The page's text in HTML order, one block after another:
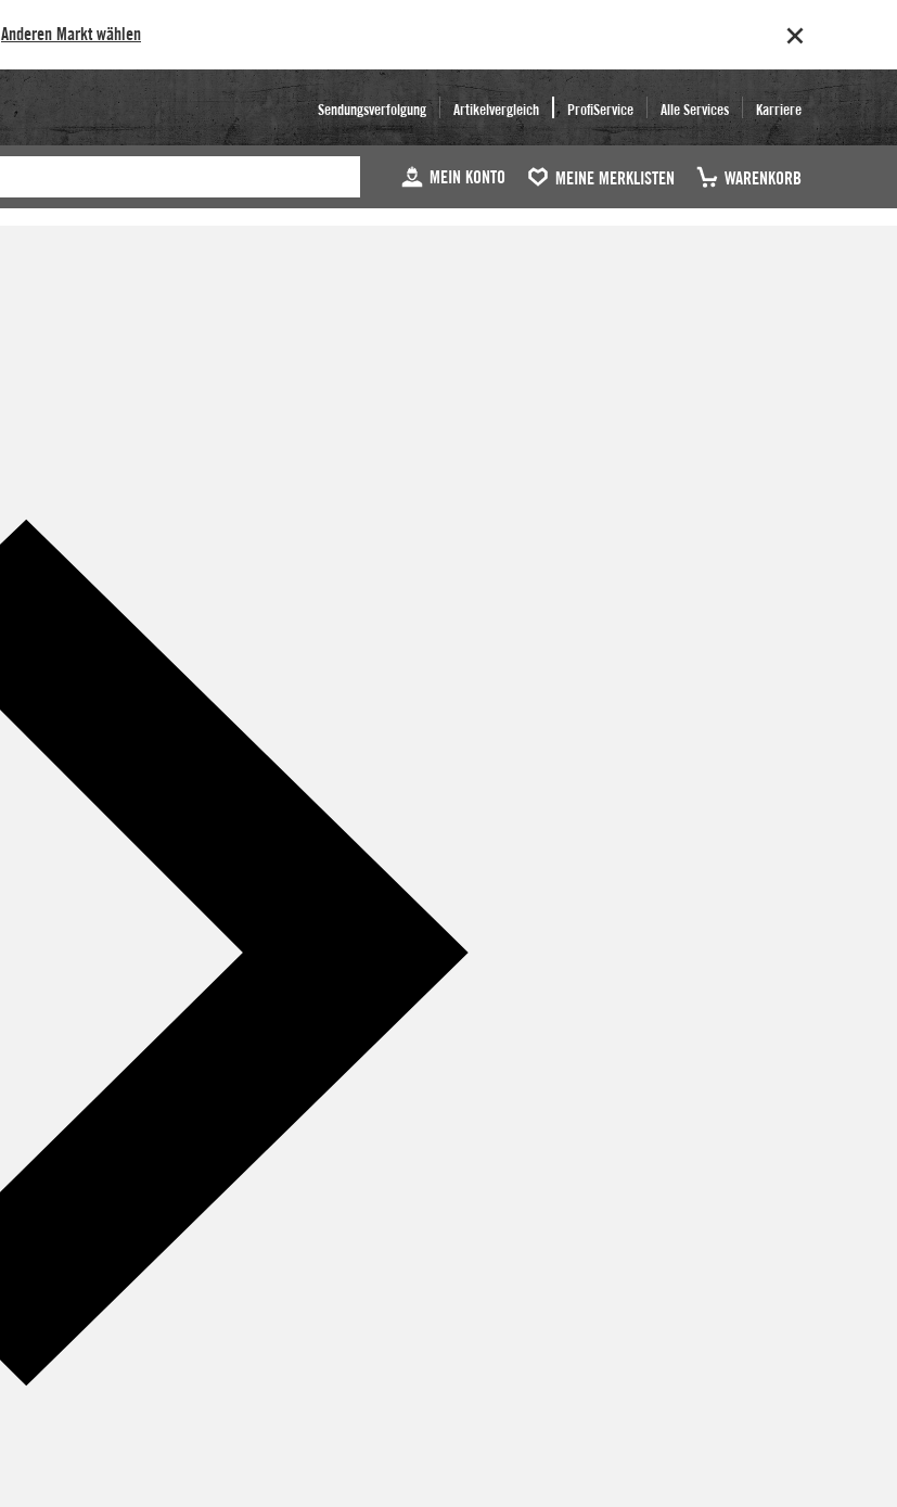
Anderen Markt wählen
Sendungsverfolgung Artikelvergleich ProfiService Alle Services Karriere
MEIN KONTO MEINE MERKLISTEN WARENKORB